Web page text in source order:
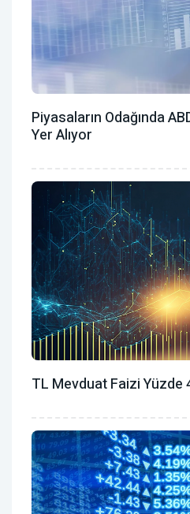
Piyasaların Odağında
Yer Alıyor
TL Mevduat Faizi Yüzde